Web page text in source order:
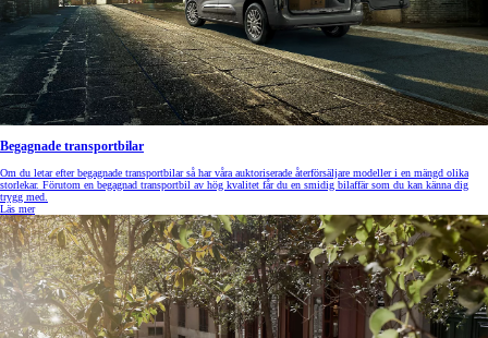
Begagnade transportbilar
Om du letar efter begagnade transportbilar så har våra auktoriserade återförsäljare modeller i en mängd olika
storlekar. Förutom en begagnad transportbil av hög kvalitet får du en smidig bilaffär som du kan känna dig
trygg med.
Läs mer